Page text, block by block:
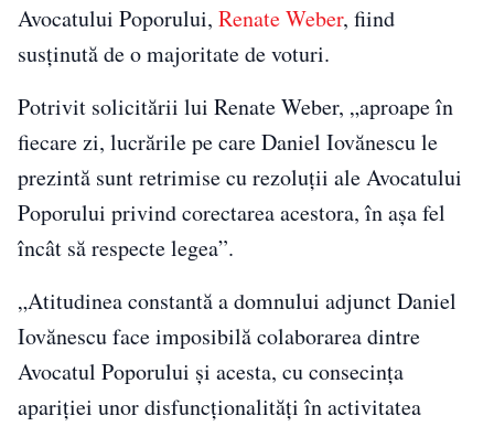
Avocatului Poporului, Renate Weber, fiind
susținută de o majoritate de voturi.
Potrivit solicitării lui Renate Weber, „aproape în
fiecare zi, lucrările pe care Daniel Iovănescu le
prezintă sunt retrimise cu rezoluţii ale Avocatului
Poporului privind corectarea acestora, în aşa fel
încât să respecte legea”.
„Atitudinea constantă a domnului adjunct Daniel
Iovănescu face imposibilă colaborarea dintre
Avocatul Poporului şi acesta, cu consecinţa
apariţiei unor disfuncţionalităţi în activitatea